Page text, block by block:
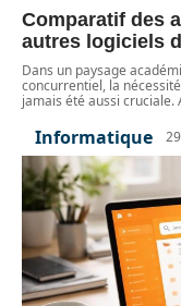
Comparatif des
autres logiciels
Dans un paysage
concurrentiel, la
jamais été aussi cruciale.
Informatique